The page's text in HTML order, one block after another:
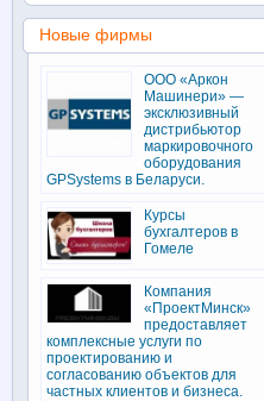
Новые фирмы
ООО «Аркон
Машинери» —
эксклюзивный
дистрибьютор
маркировочного
оборудования
GPSystems в Беларуси.
Курсы
бухгалтеров в
Гомеле
Компания
«ПроектМинск»
предоставляет
комплексные услуги по
проектированию и
согласованию объектов для
частных клиентов и бизнеса.